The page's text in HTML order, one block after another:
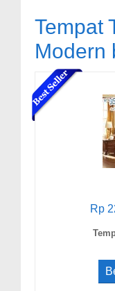
Tempat
Modern
Rp